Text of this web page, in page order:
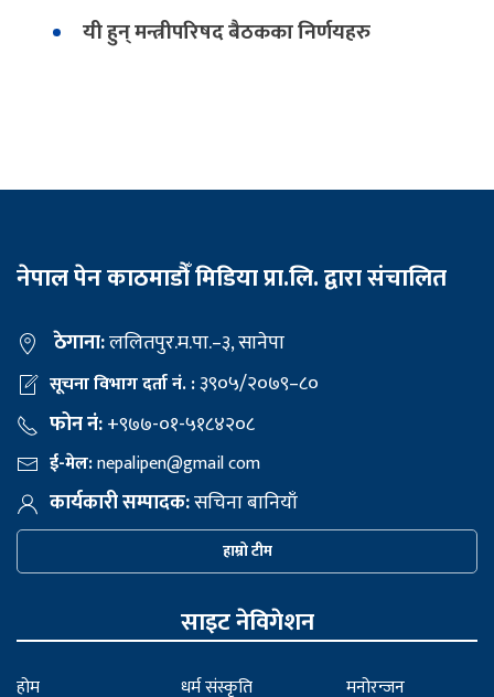
यी हुन् मन्त्रीपरिषद बैठकका निर्णयहरु
नेपाल पेन काठमाडौँ मिडिया प्रा.लि. द्वारा संचालित
ठेगाना:ललितपुर.म.पा.–३, सानेपा
सूचना विभाग दर्ता नं. :३९०५/२०७९–८०
फोन नं:+९७७-०१-५१८४२०८
ई-मेल:nepalipen@gmail com
कार्यकारी सम्पादक:सचिना बानियाँ
हाम्रो टीम
साइट नेविगेशन
होम धर्म संस्कृति मनोरन्जन